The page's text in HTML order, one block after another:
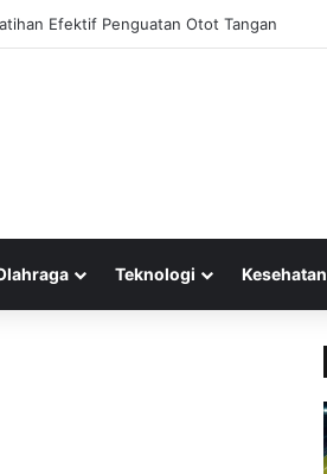
Stabilitas Sosial di Masyarakat Kita
Teknologi Kesehatan